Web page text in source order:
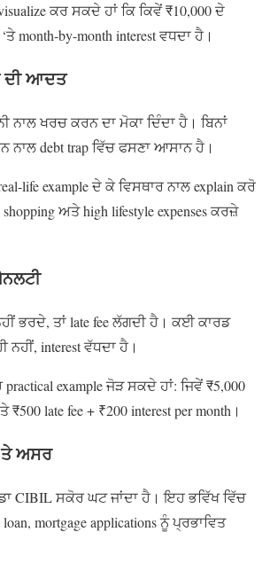
ਕਰ ਸਕਦੇ ਹਾਂ ਕਿ ਕਿਵੇਂ ₹10,000 ਦੇ
month-by-month interest ਵਧਦਾ ਹੈ।
ਦੀ ਆਦਤ
ਨਾਲ ਖਰਚ ਕਰਨ ਦਾ ਮੋਕਾ ਦਿੰਦਾ ਹੈ। ਬਿਨਾਂ
ਨਾਲ debt trap ਵਿੱਚ ਫਸਣਾ ਆਸਾਨ ਹੈ।
life example ਦੇ ਕੇ ਵਿਸਥਾਰ ਨਾਲ explain ਕਰੋ
shopping ਅਤੇ high lifestyle expenses ਕਰਜ਼ੇ
ਭਰਦੇ, ਤਾਂ late fee ਲੱਗਦੀ ਹੈ। ਕਈ ਕਾਰਡ
ਨਹੀਂ, interest ਵੱਧਦਾ ਹੈ।
example ਜੋੜ ਸਕਦੇ ਹਾਂ: ਜਿਵੇਂ ₹5,000
₹500 late fee + ₹200 interest per month।
ਅਸਰ
CIBIL ਸਕੋਰ ਘਟ ਜਾਂਦਾ ਹੈ। ਇਹ ਭਵਿੱਖ ਵਿੱਚ
loan, mortgage applications ਨੂੰ ਪ੍ਰਭਾਵਿਤ